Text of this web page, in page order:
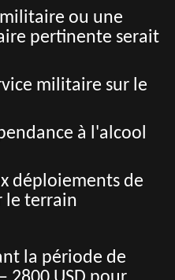
ou une
pertinente serait
militaire sur le
à l'alcool
déploiements de
le terrain
la période de